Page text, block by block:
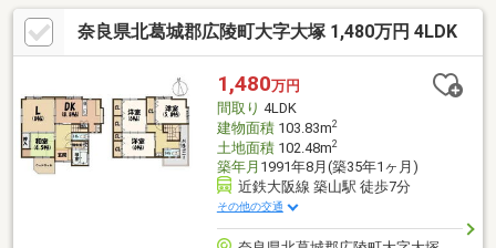
物件探しの注意点等、良い事だけでなく懸念点までしっかりとお
知らせしております。■お得な金利のご提案（融資中・返済相
談・女性単身・派遣社員・非正規雇用の方でも相談可能です。）
■住宅に関するご相談からご購入後のアフターフォローまで、一
人の担当者が行います。■お気軽にご相談ください！♪♪お問合せ
お待ちしております♪♪
奈良県北葛城郡広陵町大字大塚 1,480万円 4LDK
1,480万円
間取り 4LDK
建物面積103.83m2
土地面積102.48m2
築年月 1991年8月(築35年1ヶ月)
近鉄大阪線 築山駅 徒歩7分
その他の交通